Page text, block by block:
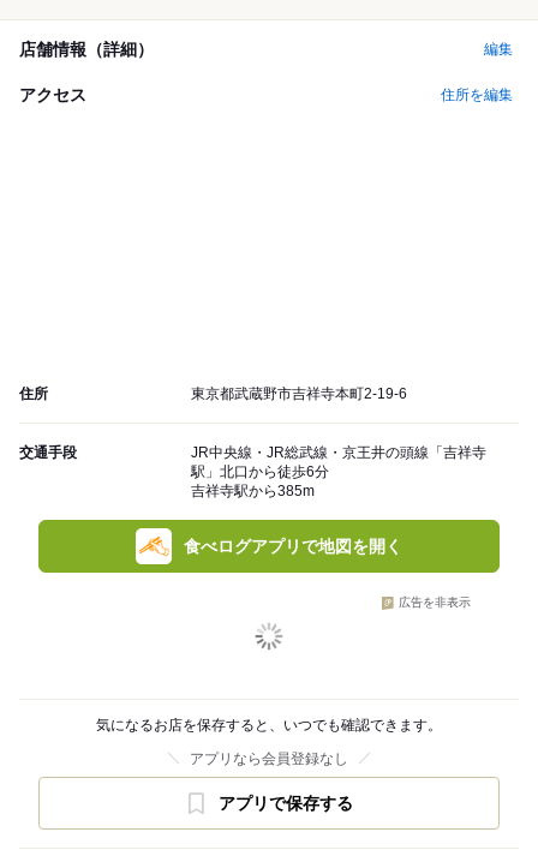
店舗情報（詳細） 編集
アクセス 住所を編集
住所 東京都武蔵野市吉祥寺本町2-19-6
交通手段
JR中央線・JR総武線・京王井の頭線「吉祥寺
駅」北口から徒歩6分
吉祥寺駅から385m
食べログアプリで地図を開く
広告を非表示
気になるお店を保存すると、いつでも確認できます。
アプリなら会員登録なし
アプリで保存する